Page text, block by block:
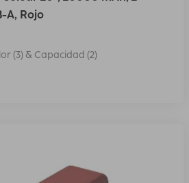
A, Rojo
(3) & Capacidad (2)